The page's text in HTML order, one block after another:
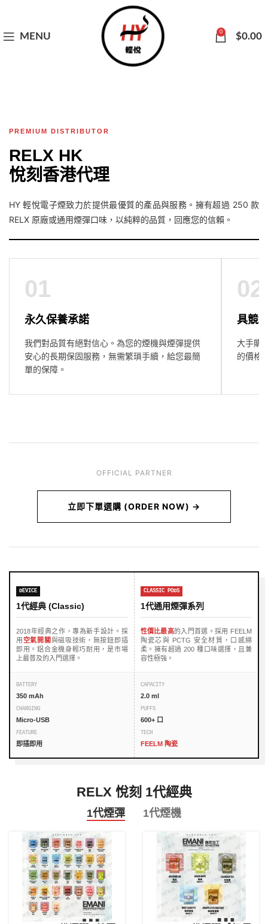
MENU 0 $0.00
PREMIUM DISTRIBUTOR
RELX HK
悅刻香港代理
HY 輕悅電子煙致力於提供最優質的產品與服務。擁有超過 250 款
RELX 原廠或通用煙彈口味，以純粹的品質，回應您的信賴。
01
永久保養承諾
我們對品質有絕對信心。為您的煙機與煙彈提供
安心的長期保固服務，無需繁瑣手續，給您最簡
單的保障。
02
具競
大手購
的價格
OFFICIAL PARTNER
立即下單選購 (ORDER NOW) →
DEVICE
1代經典 (Classic)
2018年經典之作，專為新手設計。採
用 空氣開關與磁吸技術，無按鈕即插
即用。鋁合金機身輕巧耐用，是市場
上最普及的入門選擇。
BATTERY
350 mAh
CHARGING
Micro-USB
FEATURE
即插即用
CLASSIC PODS
1代通用煙彈系列
性價比最高的入門首選。採用 FEELM
陶瓷芯與 PCTG 安全材質，口感綿
柔。擁有超過 200 種口味選擇，且兼
容性極強。
CAPACITY
2.0 ml
PUFFS
600+ 口
TECH
FEELM 陶瓷
RELX 悅刻 1代經典
1代煙彈 1代煙機